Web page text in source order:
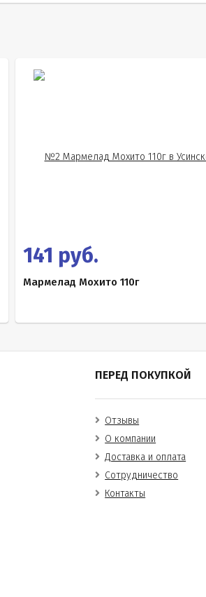
141 руб.
Мармелад Мохито 110г
ПЕРЕД ПОКУПКОЙ
Отзывы
О компании
Доставка и оплата
Сотрудничество
Контакты